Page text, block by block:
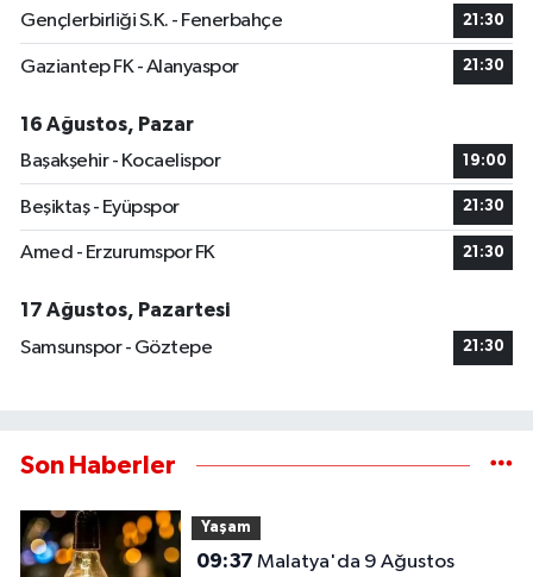
Gençlerbirliği S.K. - Fenerbahçe 21:30
Gaziantep FK - Alanyaspor 21:30
16 Ağustos, Pazar
Başakşehir - Kocaelispor
19:00
Beşiktaş - Eyüpspor 21:30
Amed - Erzurumspor FK 21:30
17 Ağustos, Pazartesi
Samsunspor - Göztepe
21:30
Son Haberler
Yaşam
09:37